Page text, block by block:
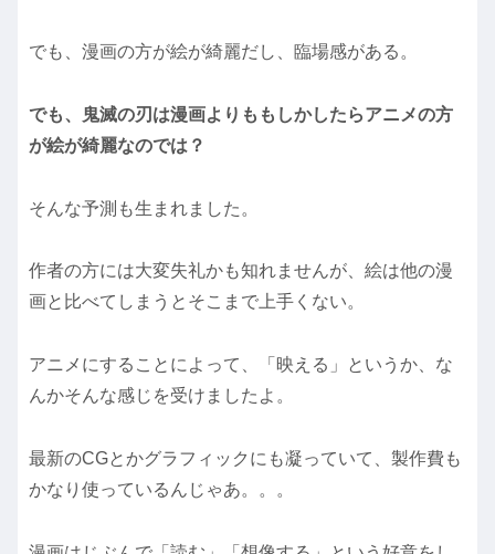
でも、漫画の方が絵が綺麗だし、臨場感がある。
でも、鬼滅の刃は漫画よりももしかしたらアニメの方
が絵が綺麗なのでは？
そんな予測も生まれました。
作者の方には大変失礼かも知れませんが、絵は他の漫
画と比べてしまうとそこまで上手くない。
アニメにすることによって、「映える」というか、な
んかそんな感じを受けましたよ。
最新のCGとかグラフィックにも凝っていて、製作費も
かなり使っているんじゃあ。。。